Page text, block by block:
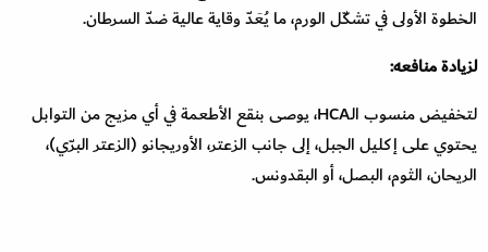
الخطوة الأولى في تشكّل الورم، ما يُعَدّ وقاية عالية ضدّ السرطان.
لزيادة منافعه:
لتخفيض منسوب الـHCA، يوصى بنقع الأطعمة في أي مزيج من التوابل
يحتوي على إكليل الجبل، إلى جانب الزعتر، الأوريجانو (الزعتر البرّي)،
الريحان، الثوم، البصل، أو البقدونس.